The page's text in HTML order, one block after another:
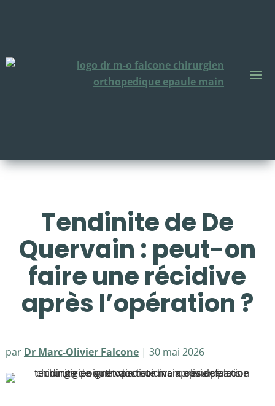
Tendinite de De
Quervain : peut-on
faire une récidive
après l’opération ?
par Dr Marc-Olivier Falcone| 30 mai 2026